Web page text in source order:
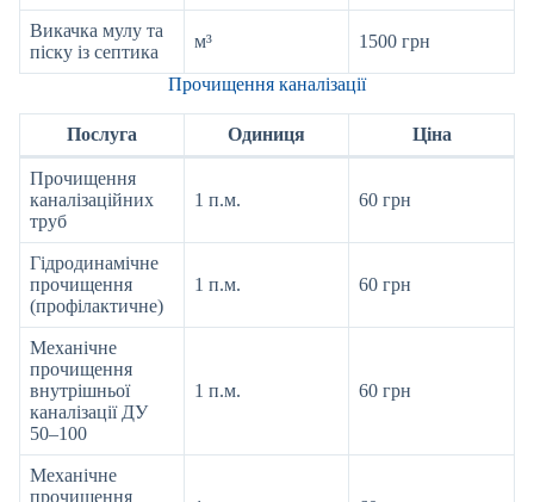
Викачка мулу та
піску із септика
м³ 1500 грн
Прочищення каналізації
Послуга Одиниця Ціна
Прочищення
каналізаційних
труб
1 п.м. 60 грн
Гідродинамічне
прочищення
(профілактичне)
1 п.м. 60 грн
Механічне
прочищення
внутрішньої
каналізації ДУ
50–100
1 п.м. 60 грн
Механічне
прочищення